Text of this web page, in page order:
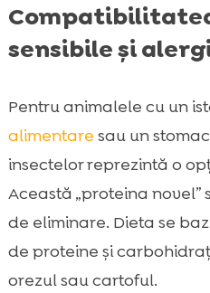
sensibile și
Pentru animalele cu un
alimentare sau un
insectelor reprezintă o
Această „proteina
de eliminare. Dieta se
de proteine și
orezul sau cartoful.